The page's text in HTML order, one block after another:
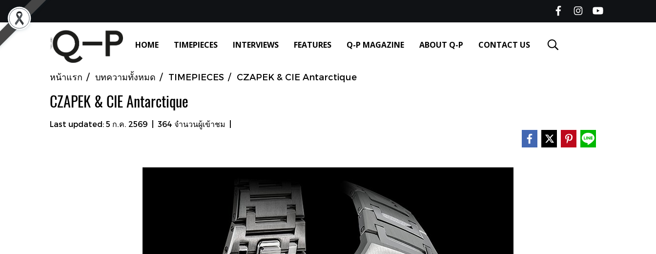
HOME TIMEPIECES INTERVIEWS FEATURES Q-P MAGAZINE ABOUT Q-P CONTACT US
หน้าแรก บทความทั้งหมด TIMEPIECES CZAPEK & CIE Antarctique
CZAPEK & CIE Antarctique
Last updated: 5 ก.ค. 2569 364 จำนวนผู้เข้าชม